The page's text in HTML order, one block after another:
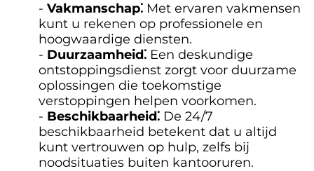
Vakmanschap⁚ Met ervaren vakmensen
kunt u rekenen op professionele en
hoogwaardige diensten.​
Duurzaamheid⁚ Een deskundige
ontstoppingsdienst zorgt voor duurzame
oplossingen die toekomstige
verstoppingen helpen voorkomen.​
Beschikbaarheid⁚ De 24/7
beschikbaarheid betekent dat u altijd
kunt vertrouwen op hulp, zelfs bij
noodsituaties buiten kantooruren.